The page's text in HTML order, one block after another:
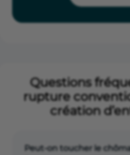
Questions
rupture
création
Peut-on toucher le